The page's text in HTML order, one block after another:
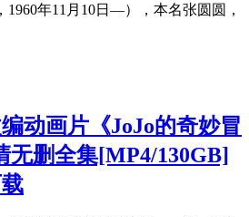
1960年11月10日—），本名张圆圆，
动画片《JoJo的奇妙冒
无删全集[MP4/130GB]